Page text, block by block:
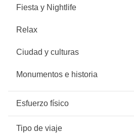
Fiesta y Nightlife
Relax
Ciudad y culturas
Monumentos e historia
Esfuerzo físico
Tipo de viaje